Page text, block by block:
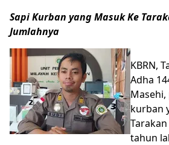
Sapi Kurban yang Masuk Ke
Jumlahnya
KBRN,
Adha
kurban
tahun